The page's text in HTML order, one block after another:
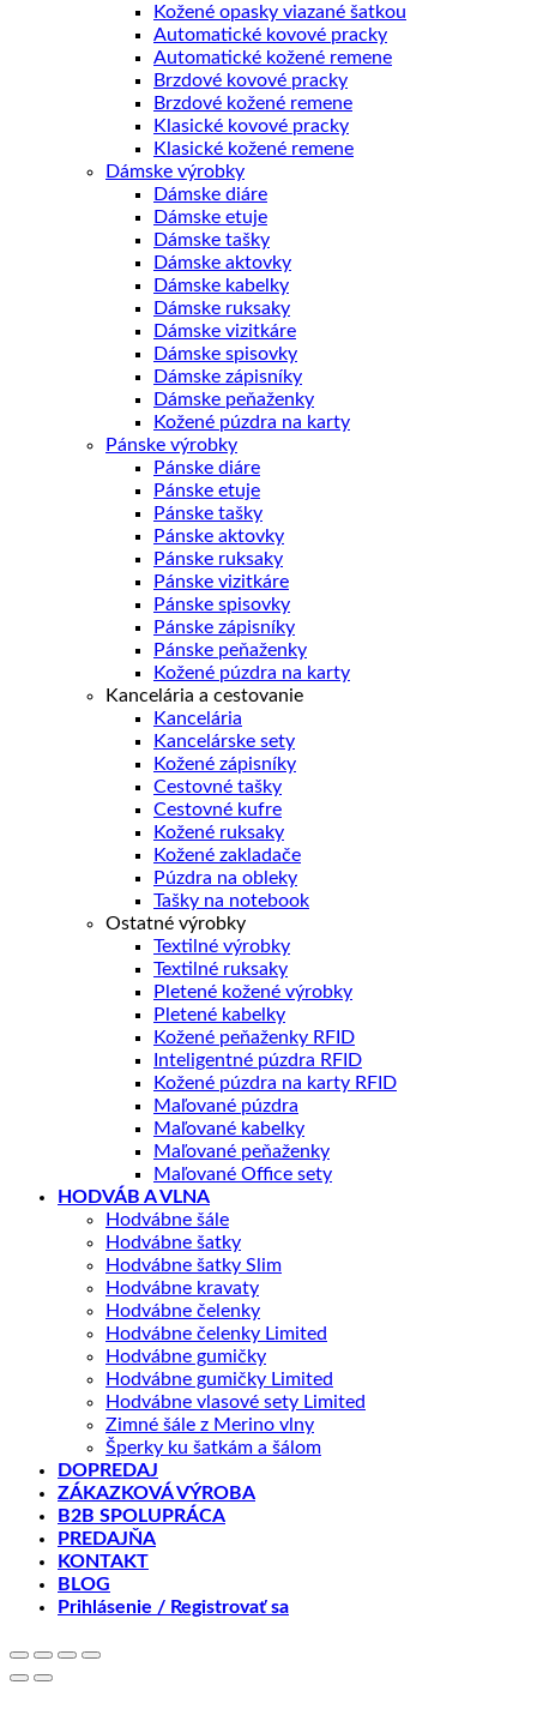
Kožené opasky viazané šatkou
Automatické kovové pracky
Automatické kožené remene
Brzdové kovové pracky
Brzdové kožené remene
Klasické kovové pracky
Klasické kožené remene
Dámske výrobky
Dámske diáre
Dámske etuje
Dámske tašky
Dámske aktovky
Dámske kabelky
Dámske ruksaky
Dámske vizitkáre
Dámske spisovky
Dámske zápisníky
Dámske peňaženky
Kožené púzdra na karty
Pánske výrobky
Pánske diáre
Pánske etuje
Pánske tašky
Pánske aktovky
Pánske ruksaky
Pánske vizitkáre
Pánske spisovky
Pánske zápisníky
Pánske peňaženky
Kožené púzdra na karty
Kancelária a cestovanie
Kancelária
Kancelárske sety
Kožené zápisníky
Cestovné tašky
Cestovné kufre
Kožené ruksaky
Kožené zakladače
Púzdra na obleky
Tašky na notebook
Ostatné výrobky
Textilné výrobky
Textilné ruksaky
Pletené kožené výrobky
Pletené kabelky
Kožené peňaženky RFID
Inteligentné púzdra RFID
Kožené púzdra na karty RFID
Maľované púzdra
Maľované kabelky
Maľované peňaženky
Maľované Office sety
HODVÁB A VLNA
Hodvábne šále
Hodvábne šatky
Hodvábne šatky Slim
Hodvábne kravaty
Hodvábne čelenky
Hodvábne čelenky Limited
Hodvábne gumičky
Hodvábne gumičky Limited
Hodvábne vlasové sety Limited
Zimné šále z Merino vlny
Šperky ku šatkám a šálom
DOPREDAJ
ZÁKAZKOVÁ VÝROBA
B2B SPOLUPRÁCA
PREDAJŇA
KONTAKT
BLOG
Prihlásenie / Registrovať sa